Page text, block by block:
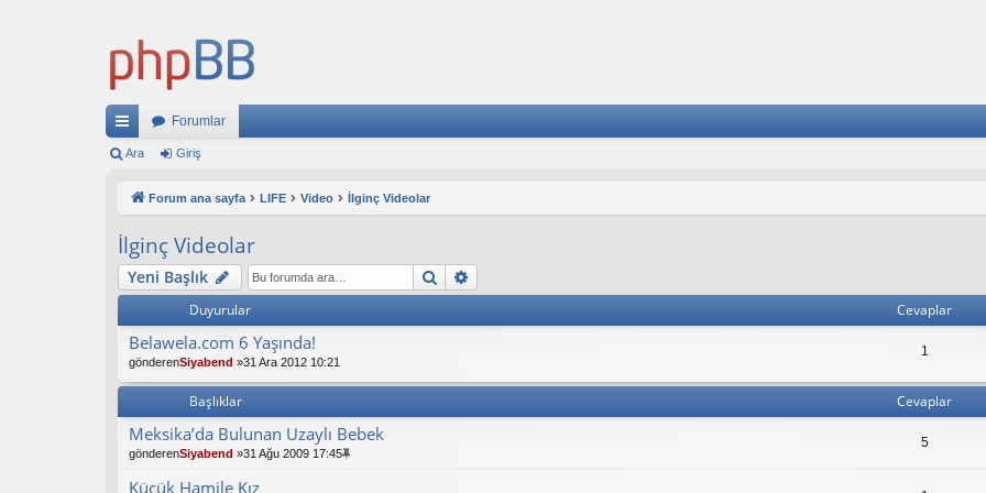
ızl
ğl
an
Forumlar
Ara Giriş
Forum ana sayfa LIFE Video İlginç Videolar
İlginç Videolar
Yeni Başlık Ara
Duyurular Cevaplar
Belawela.com 6 Yaşında!
gönderenSiyabend »31 Ara 2012 10:21
1
Başlıklar Cevaplar
Meksika’da Bulunan Uzaylı Bebek
gönderenSiyabend »31 Ağu 2009 17:45
5
Küçük Hamile Kız